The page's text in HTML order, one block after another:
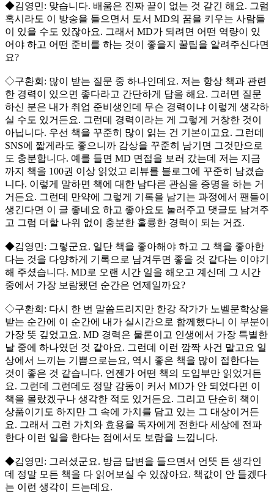
◆김영민: 맞습니다. 배움은 진짜 끝이 없는 것 같긴 해요. 그럼
혹시라도 이 방송을 들으면서 도서 MD의 꿈을 키우는 사람들
이 있을 수도 있잖아요. 그래서 MD가 되려면 어떤 역량이 있
어야 하고 어떤 준비를 하는 것이 좋을지 꿀팁을 알려주신다면
요?
◇구환회: 많이 받는 질문 중 하나인데요. 저는 항상 책과 관련
한 경력이 있으면 좋다라고 간단하게 답을 해요. 그러면 질문
하신 분은 내가 취업 준비생인데 무슨 경력이냐 이렇게 생각하
실 수도 있거든요. 그런데 경력이라는 게 그렇게 거창한 것이
아닙니다. 우선 책을 꾸준히 많이 읽는 건 기본이고요. 그런데
SNS에 짧게라도 좋으니까 감상을 꾸준히 남기면 그것만으로
도 충분합니다. 예를 들면 MD 면접을 보러 갔는데 저는 지금
까지 책을 100권 이상 읽었고 리뷰를 블로그에 꾸준히 남겼습
니다. 이렇게 말하면 책에 대한 남다른 관심을 증명을 하는 거
거든요. 그런데 만약에 그렇게 기록을 남기는 과정에서 팬들이
생긴다면 이 글 좋네요 하고 좋아요도 눌러주고 댓글도 남겨주
고 그럼 더할 나위 없이 충분한 훌륭한 경력이 되는 거죠.
◆김영민: 그렇군요. 일단 책을 좋아해야 하고 그 책을 좋아한
다는 것을 다양하게 기록으로 남겨두면 좋을 것 같다는 이야기
해 주셨습니다. MD로 오랜 시간 일을 해오고 계신데 그 시간
중에서 가장 보람됐던 순간은 언제일까요?
◇구환회: 다시 한 번 말씀드리지만 한강 작가가 노벨문학상을
받는 순간에 이 순간에 내가 실시간으로 함께했다니 이 부분이
가장 뜻 깊었고요. MD 경력은 물론이고 인생에서 가장 특별한
날 중에 하나였던 것 같아요. 그런데 이런 깜짝 사건 말고요 일
상에서 느끼는 기쁨으로는요, 역시 좋은 책을 많이 접한다는
것이 좋은 것 같습니다. 언젠가 어떤 책의 도입부만 읽었거든
요. 그런데 그런데도 정말 감동이 커서 MD가 안 되었다면 이
책을 몰랐겠구나 생각한 적도 있거든요. 그리고 단순히 책이
상품이기도 하지만 그 속에 가치를 담고 있는 그 대상이거든
요. 그래서 그런 가치와 효용을 독자에게 전한다 세상에 전파
한다 이런 일을 한다는 점에서도 보람을 느낍니다.
◆김영민: 그러셨군요. 방금 답변을 들으면서 언뜻 든 생각인
데 정말 모든 책을 다 읽어보실 수 있잖아요. 책값이 안 들겠다
는 이런 생각이 드는데요.